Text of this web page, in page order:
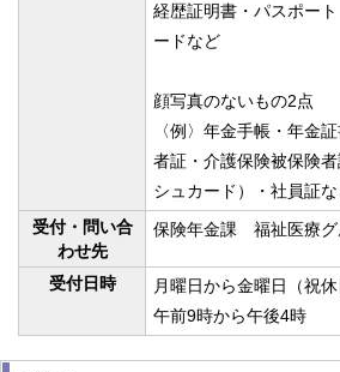
経歴証明書・パスポー
ードなど
顔写真のないもの2点
〈例〉年金手帳・年金
者証・介護保険被保険
シュカード）・社員証
受付・問い合
わせ先
保険年金課 福祉医療グ
受付日時
月曜日から金曜日（祝
午前9時から午後4時